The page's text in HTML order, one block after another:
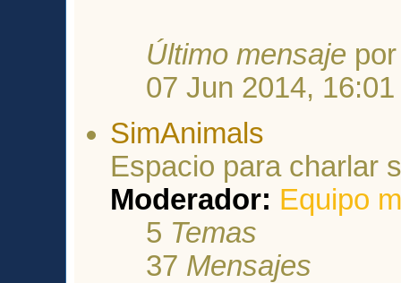
Último mensaje
07 Jun 2014, 16:01
SimAnimals
Espacio para charlar
Moderador: Equipo
5 Temas
37 Mensajes